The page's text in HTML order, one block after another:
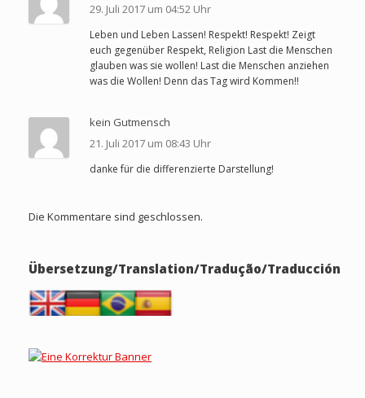
29. Juli 2017 um 04:52 Uhr
Leben und Leben Lassen! Respekt! Respekt! Zeigt
euch gegenüber Respekt, Religion Last die Menschen
glauben was sie wollen! Last die Menschen anziehen
was die Wollen! Denn das Tag wird Kommen!!
kein Gutmensch
21. Juli 2017 um 08:43 Uhr
danke für die differenzierte Darstellung!
Die Kommentare sind geschlossen.
Übersetzung/Translation/Tradução/Traducción